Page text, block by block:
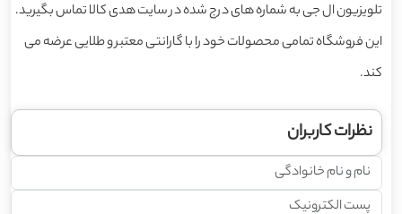
تلویزیون ال جی به شماره های درج شده در سایت هدی کالا تماس بگیرید.
این فروشگاه تمامی محصولات خود را با گارانتی معتبر و طلایی عرضه می
کند.
نظرات کاربران